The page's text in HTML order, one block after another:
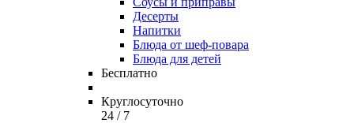
Десерты
Напитки
Блюда от шеф-повара
Блюда для детей
Бесплатно
Круглосуточно
24 / 7